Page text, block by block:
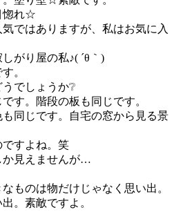
惚れ☆
ではありますが、私はお気に入
がり屋の私♪( ´θ｀)
。
でしょうか❔
す。階段の板も同じです。
同じです。自宅の窓から見る景
すよね。笑
か見えませんが…
ものは物だけじゃなく思い出。
。素敵ですよ。